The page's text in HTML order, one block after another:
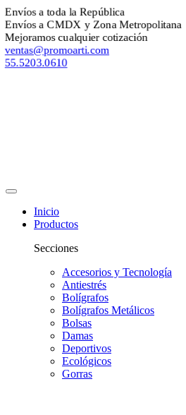
a toda la República
a CMDX y Zona Metropolitana
cualquier cotización
Inicio
Productos
Secciones
Accesorios y Tecnología
Antiestrés
Bolígrafos
Bolígrafos Metálicos
Bolsas
Damas
Deportivos
Ecológicos
Gorras